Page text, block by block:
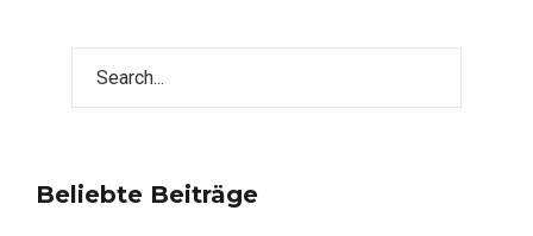
Beliebte Beiträge